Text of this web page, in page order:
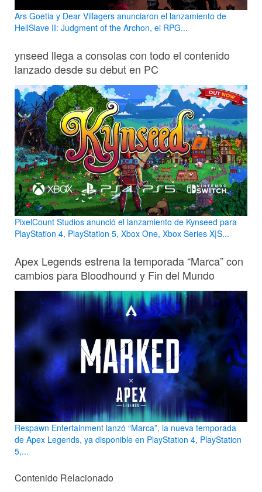
Ars Goetia y Dear Villagers anunciaron el lanzamiento de
HellSlave II: Judgment of the Archon, el RPG...
ynseed llega a consolas con todo el contenido
lanzado desde su debut en PC
PixelCount Studios anunció el lanzamiento de Kynseed para
PlayStation 4, PlayStation 5, Xbox One, Xbox Series X|S...
Apex Legends estrena la temporada “Marca” con
cambios para Bloodhound y Fin del Mundo
Respawn Entertainment lanzó “Marca”, la nueva temporada
de Apex Legends, ya disponible en PlayStation 4, PlayStation
5,...
Contenido Relacionado